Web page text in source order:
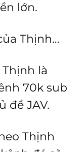
lớn.
Thịnh…
là
70k sub
đề JAV.
Thịnh